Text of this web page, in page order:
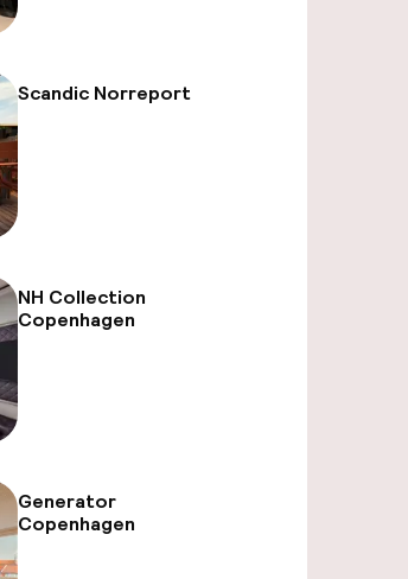
Scandic Norreport
NH Collection
Copenhagen
Generator
Copenhagen